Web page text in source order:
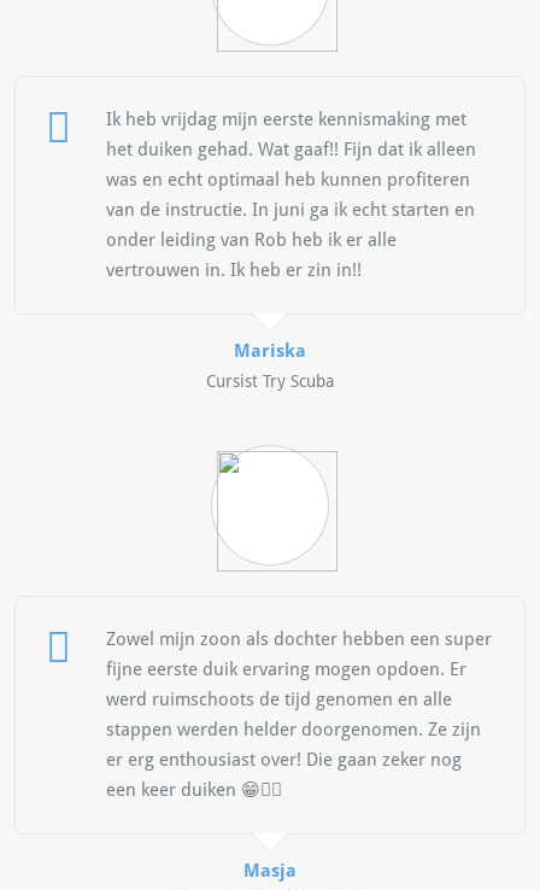
Ik heb vrijdag mijn eerste kennismaking met
het duiken gehad. Wat gaaf!! Fijn dat ik alleen
was en echt optimaal heb kunnen profiteren
van de instructie. In juni ga ik echt starten en
onder leiding van Rob heb ik er alle
vertrouwen in. Ik heb er zin in!!
Mariska
Cursist Try Scuba
Zowel mijn zoon als dochter hebben een super
fijne eerste duik ervaring mogen opdoen. Er
werd ruimschoots de tijd genomen en alle
stappen werden helder doorgenomen. Ze zijn
er erg enthousiast over! Die gaan zeker nog
een keer duiken 😁👍🏻
Masja